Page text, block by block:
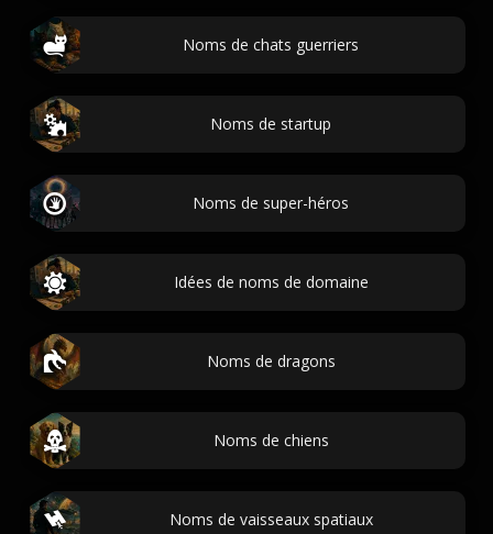
Noms de chats guerriers
Noms de startup
Noms de super-héros
Idées de noms de domaine
Noms de dragons
Noms de chiens
Noms de vaisseaux spatiaux